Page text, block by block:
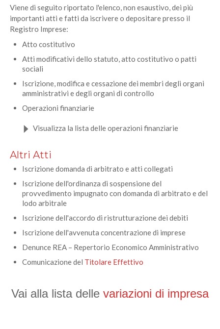
Viene di seguito riportato l'elenco, non esaustivo, dei più
importanti atti e fatti da iscrivere o depositare presso il
Registro Imprese:
Atto costitutivo
Atti modificativi dello statuto, atto costitutivo o patti
sociali
Iscrizione, modifica e cessazione dei membri degli organi
amministrativi e degli organi di controllo
Operazioni finanziarie
Visualizza la lista delle operazioni finanziarie
Altri Atti
Iscrizione domanda di arbitrato e atti collegati
Iscrizione dell'ordinanza di sospensione del
provvedimento impugnato con domanda di arbitrato e del
lodo arbitrale
Iscrizione dell'accordo di ristrutturazione dei debiti
Iscrizione dell'avvenuta concentrazione di imprese
Denunce REA – Repertorio Economico Amministrativo
Comunicazione del Titolare Effettivo
Vai alla lista delle variazioni di impresa